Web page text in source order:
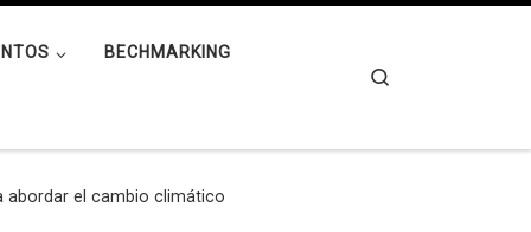
BECHMARKING
abordar el cambio climático